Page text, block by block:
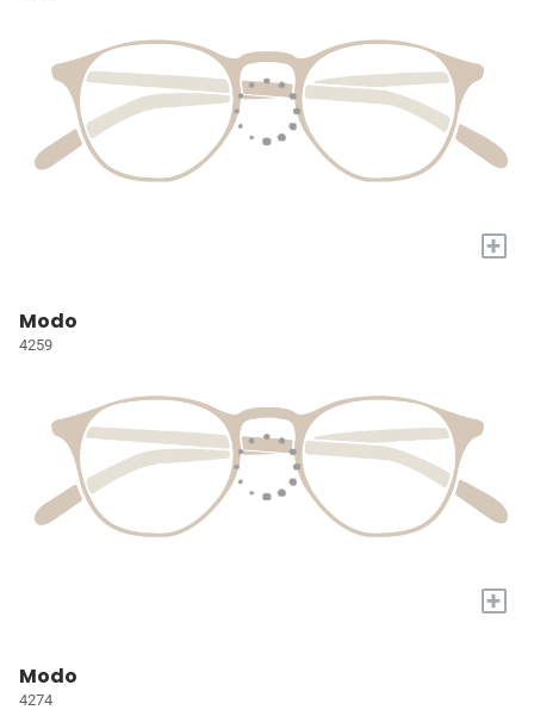
+
Modo
4259
+
Modo
4274